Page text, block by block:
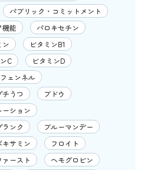
パブリック・コミットメント
機能
パロキセチン
ン
ビタミンB1
C
ビタミンD
フェンネル
チうつ
ブドウ
ーション
ランク
ブルーマンデー
キサミン
フロイト
ースト
ヘモグロビン